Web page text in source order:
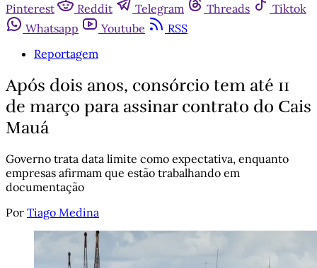
Pinterest
Reddit Telegram Threads
Tiktok
Whatsapp
Youtube
RSS
Reportagem
Após dois anos, consórcio tem até 11
de março para assinar contrato do Cais
Mauá
Governo trata data limite como expectativa, enquanto
empresas afirmam que estão trabalhando em
documentação
Por Tiago Medina